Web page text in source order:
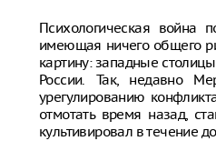
Психологическая война
имеющая ничего общего
картину: западные
России. Так, недавно
урегулированию
отмотать время назад,
культивировал в течение